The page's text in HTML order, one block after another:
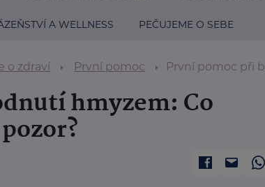
A WELLNESS PEČUJEME O SEBE
o zdraví První pomoc První pomoc při bodnutí hmyzem: Co dělat a na co si dát pozor?
hmyzem: Co